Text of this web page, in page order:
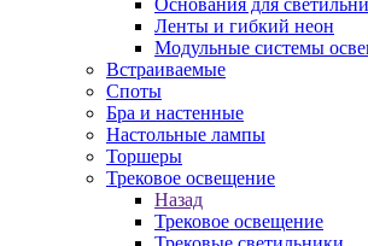
Основания для
Ленты и гибкий неон
Модульные системы
Встраиваемые
Споты
Бра и настенные
Настольные лампы
Торшеры
Трековое освещение
Назад
Трековое освещение